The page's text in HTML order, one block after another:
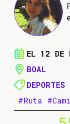
EL 12 DE
BOAL
DEPORTES
#Ruta